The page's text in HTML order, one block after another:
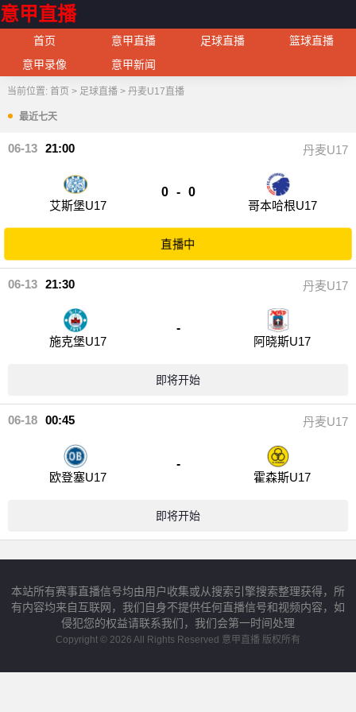
意甲直播
首页 意甲直播 足球直播
篮球直播
意甲录像
意甲新闻
当前位置: 首页 > 足球直播> 丹麦U17直播
最近七天
21:00
06-13 丹麦U17
艾斯堡U17
0 -
0
哥本哈根U17
直播中
21:30
06-13 丹麦U17
施克堡U17
-
阿晓斯U17
即将开始
00:45
06-18 丹麦U17
欧登塞U17
-
霍森斯U17
即将开始
本站所有赛事直播信号均由用户收集或从搜索引擎搜索整理获得，所
有内容均来自互联网，我们自身不提供任何直播信号和视频内容，如
侵犯您的权益请联系我们，我们会第一时间处理
Copyright © 2026 All Rights Reserved 意甲直播 版权所有